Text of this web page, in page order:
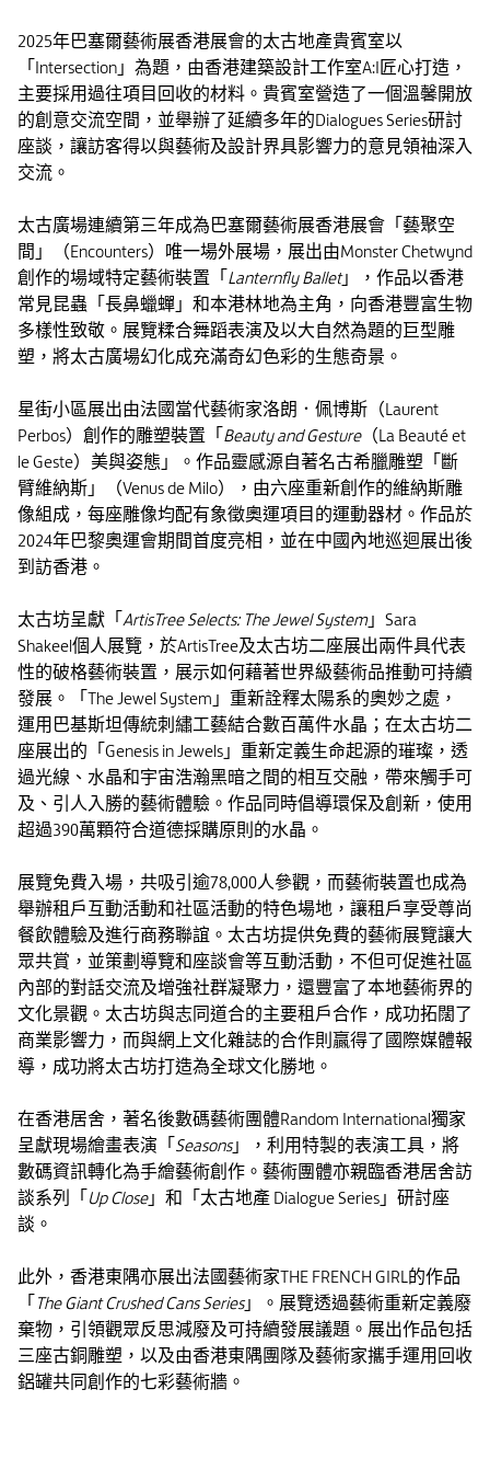
2025年巴塞爾藝術展香港展會的太古地產貴賓室以
「Intersection」為題，由香港建築設計工作室A:I匠心打造，
主要採用過往項目回收的材料。貴賓室營造了一個溫馨開放
的創意交流空間，並舉辦了延續多年的Dialogues Series研討
座談，讓訪客得以與藝術及設計界具影響力的意見領袖深入
交流。
太古廣場連續第三年成為巴塞爾藝術展香港展會「藝聚空
間」（Encounters）唯一場外展場，展出由Monster Chetwynd
創作的場域特定藝術裝置「Lanternfly Ballet」，作品以香港
常見昆蟲「長鼻蠟蟬」和本港林地為主角，向香港豐富生物
多樣性致敬。展覽糅合舞蹈表演及以大自然為題的巨型雕
塑，將太古廣場幻化成充滿奇幻色彩的生態奇景。
星街小區展出由法國當代藝術家洛朗．佩博斯（Laurent
Perbos）創作的雕塑裝置「Beauty and Gesture（La Beauté et
le Geste）美與姿態」。作品靈感源自著名古希臘雕塑「斷
臂維納斯」（Venus de Milo），由六座重新創作的維納斯雕
像組成，每座雕像均配有象徵奧運項目的運動器材。作品於
2024年巴黎奧運會期間首度亮相，並在中國內地巡迴展出後
到訪香港。
太古坊呈獻「ArtisTree Selects: The Jewel System」Sara
Shakeel個人展覽，於ArtisTree及太古坊二座展出兩件具代表
性的破格藝術裝置，展示如何藉著世界級藝術品推動可持續
發展。「The Jewel System」重新詮釋太陽系的奧妙之處，
運用巴基斯坦傳統刺繡工藝結合數百萬件水晶；在太古坊二
座展出的「Genesis in Jewels」重新定義生命起源的璀璨，透
過光線、水晶和宇宙浩瀚黑暗之間的相互交融，帶來觸手可
及、引人入勝的藝術體驗。作品同時倡導環保及創新，使用
超過390萬顆符合道德採購原則的水晶。
展覽免費入場，共吸引逾78,000人參觀，而藝術裝置也成為
舉辦租戶互動活動和社區活動的特色場地，讓租戶享受尊尚
餐飲體驗及進行商務聯誼。太古坊提供免費的藝術展覽讓大
眾共賞，並策劃導覽和座談會等互動活動，不但可促進社區
內部的對話交流及增強社群凝聚力，還豐富了本地藝術界的
文化景觀。太古坊與志同道合的主要租戶合作，成功拓闊了
商業影響力，而與網上文化雜誌的合作則贏得了國際媒體報
導，成功將太古坊打造為全球文化勝地。
在香港居舍，著名後數碼藝術團體Random International獨家
呈獻現場繪畫表演「Seasons」，利用特製的表演工具，將
數碼資訊轉化為手繪藝術創作。藝術團體亦親臨香港居舍訪
談系列「Up Close」和「太古地產 Dialogue Series」研討座
談。
此外，香港東隅亦展出法國藝術家THE FRENCH GIRL的作品
「 The Giant Crushed Cans Series」。展覽透過藝術重新定義廢
棄物，引領觀眾反思減廢及可持續發展議題。展出作品包括
三座古銅雕塑，以及由香港東隅團隊及藝術家攜手運用回收
鋁罐共同創作的七彩藝術牆。